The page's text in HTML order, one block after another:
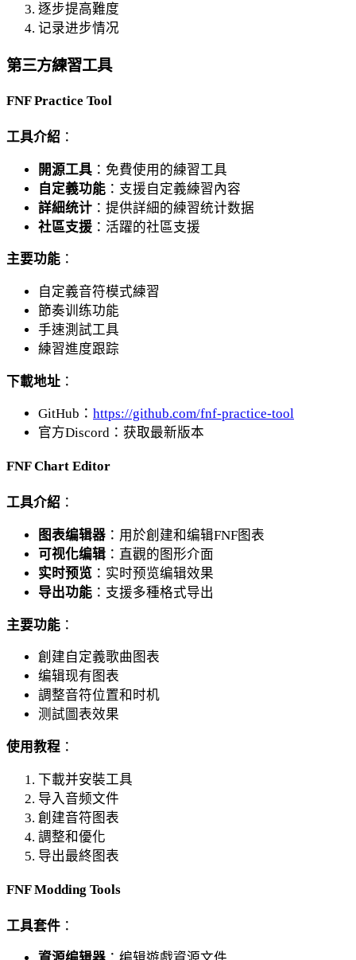
逐步提高難度
记录进步情况
第三方練習工具
FNF Practice Tool
工具介紹 ：
開源工具 ：免費使用的練習工具
自定義功能 ：支援自定義練習內容
詳細统计 ：提供詳細的練習统计数据
社區支援 ：活躍的社區支援
主要功能 ：
自定義音符模式練習
節奏训练功能
手速測試工具
練習進度跟踪
下載地址 ：
GitHub： https://github.com/fnf-practice-tool
官方Discord：获取最新版本
FNF Chart Editor
工具介紹 ：
图表编辑器 ：用於創建和编辑FNF图表
可视化编辑 ：直觀的图形介面
实时预览 ：实时预览编辑效果
导出功能 ：支援多種格式导出
主要功能 ：
創建自定義歌曲图表
编辑现有图表
調整音符位置和时机
测試圖表效果
使用教程 ：
下載并安裝工具
导入音频文件
創建音符图表
調整和優化
导出最終图表
FNF Modding Tools
工具套件 ：